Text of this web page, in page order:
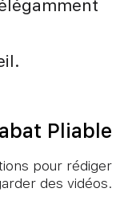
Pliable
pour rédiger
des vidéos.